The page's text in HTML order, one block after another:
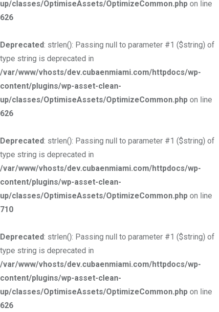
up/classes/OptimiseAssets/OptimizeCommon.php on line
626
Deprecated: strlen(): Passing null to parameter #1 ($string) of
type string is deprecated in
/var/www/vhosts/dev.cubaenmiami.com/httpdocs/wp-
content/plugins/wp-asset-clean-
up/classes/OptimiseAssets/OptimizeCommon.php on line
626
Deprecated: strlen(): Passing null to parameter #1 ($string) of
type string is deprecated in
/var/www/vhosts/dev.cubaenmiami.com/httpdocs/wp-
content/plugins/wp-asset-clean-
up/classes/OptimiseAssets/OptimizeCommon.php on line
710
Deprecated: strlen(): Passing null to parameter #1 ($string) of
type string is deprecated in
/var/www/vhosts/dev.cubaenmiami.com/httpdocs/wp-
content/plugins/wp-asset-clean-
up/classes/OptimiseAssets/OptimizeCommon.php on line
626